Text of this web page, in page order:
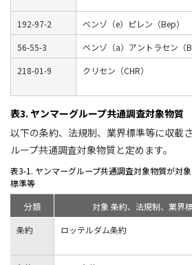
192-97-2
ベンゾ（e）ピレン（Bep）
56-55-3
ベンゾ（a）アントラセン（
218-01-9
クリセン（CHR）
表3. ヤンマーグループ共通調査対象物質
以下の条約、法規制、業界標準等に収載
ループ共通調査対象物質と定めます。
表3-1. ヤンマーグループ共通調査対象物質が対
標準等
分類
対象 条約、法規制、業界
条約
ロッテルダム条約